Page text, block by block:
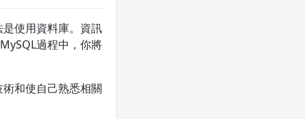
使用資料庫。資訊
過程中，你將
和使自己熟悉相關